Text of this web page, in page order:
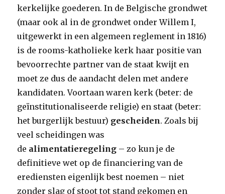
kerkelijke goederen. In de Belgische grondwet
(maar ook al in de grondwet onder Willem I,
uitgewerkt in een algemeen reglement in 1816)
is de rooms-katholieke kerk haar positie van
bevoorrechte partner van de staat kwijt en
moet ze dus de aandacht delen met andere
kandidaten. Voortaan waren kerk (beter: de
geïnstitutionaliseerde religie) en staat (beter:
het burgerlijk bestuur) gescheiden. Zoals bij
veel scheidingen was
de alimentatieregeling – zo kun je de
definitieve wet op de financiering van de
erediensten eigenlijk best noemen – niet
zonder slag of stoot tot stand gekomen en